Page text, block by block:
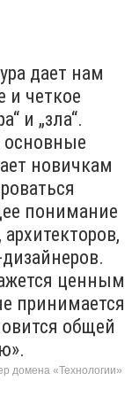
дает нам
и четкое
и „зла“.
новичкам
понимание
ценным
принимается
общей
домена «Технологии»